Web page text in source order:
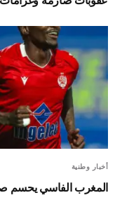
أخبار وطنية
المغرب الفاسي يحسم